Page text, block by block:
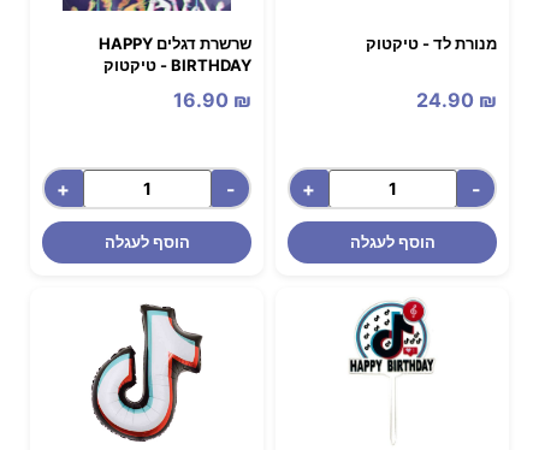
מנורת לד - טיקטוק
24.90 ₪
-
+
הוסף לעגלה
שרשרת דגלים HAPPY
BIRTHDAY - טיקטוק
16.90 ₪
-
+
הוסף לעגלה